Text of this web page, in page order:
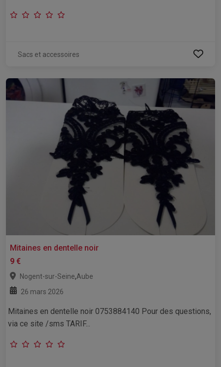
Sacs et accessoires
Mitaines en dentelle noir
9 €
Nogent-sur-Seine,Aube
26 mars 2026
Mitaines en dentelle noir 0753884140 Pour des questions,
via ce site /sms TARIF...